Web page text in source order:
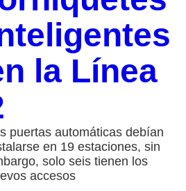
la Línea
puertas automáticas debían
en 19 estaciones, sin
solo seis tienen los
accesos